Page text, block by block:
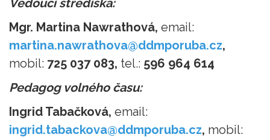
Vedoucí střediska:
Mgr. Martina Nawrathová, email:
martina.nawrathova@ddmporuba.cz,
mobil: 725 037 083, tel.: 596 964 614
Pedagog volného času:
Ingrid Tabačková, email:
ingrid.tabackova@ddmporuba.cz, mobil: